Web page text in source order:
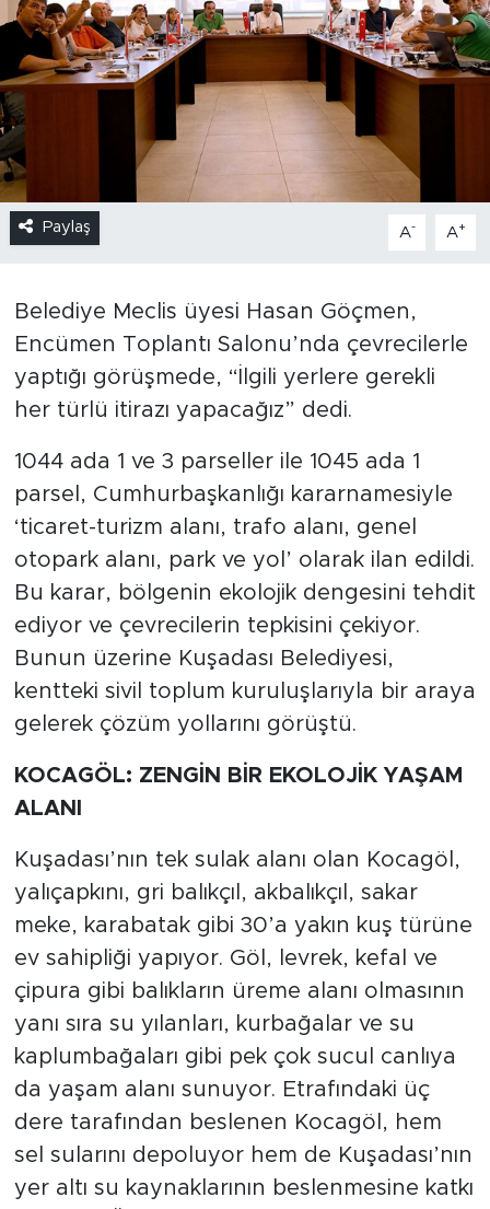
Paylaş A- A+
Belediye Meclis üyesi Hasan Göçmen,
Encümen Toplantı Salonu’nda çevrecilerle
yaptığı görüşmede, “İlgili yerlere gerekli
her türlü itirazı yapacağız” dedi.
1044 ada 1 ve 3 parseller ile 1045 ada 1
parsel, Cumhurbaşkanlığı kararnamesiyle
‘ticaret-turizm alanı, trafo alanı, genel
otopark alanı, park ve yol’ olarak ilan edildi.
Bu karar, bölgenin ekolojik dengesini tehdit
ediyor ve çevrecilerin tepkisini çekiyor.
Bunun üzerine Kuşadası Belediyesi,
kentteki sivil toplum kuruluşlarıyla bir araya
gelerek çözüm yollarını görüştü.
KOCAGÖL: ZENGİN BİR EKOLOJİK YAŞAM
ALANI
Kuşadası’nın tek sulak alanı olan Kocagöl,
yalıçapkını, gri balıkçıl, akbalıkçıl, sakar
meke, karabatak gibi 30’a yakın kuş türüne
ev sahipliği yapıyor. Göl, levrek, kefal ve
çipura gibi balıkların üreme alanı olmasının
yanı sıra su yılanları, kurbağalar ve su
kaplumbağaları gibi pek çok sucul canlıya
da yaşam alanı sunuyor. Etrafındaki üç
dere tarafından beslenen Kocagöl, hem
sel sularını depoluyor hem de Kuşadası’nın
yer altı su kaynaklarının beslenmesine katkı